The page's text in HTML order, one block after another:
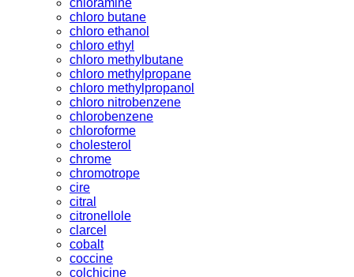
chloro butane
chloro ethanol
chloro ethyl
chloro methylbutane
chloro methylpropane
chloro methylpropanol
chloro nitrobenzene
chlorobenzene
chloroforme
cholesterol
chrome
chromotrope
cire
citral
citronellole
clarcel
cobalt
coccine
colchicine